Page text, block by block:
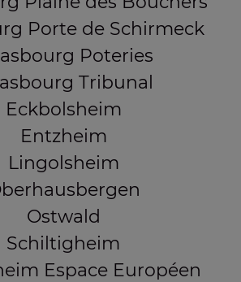
Porte de Schirmeck
Poteries
Tribunal
Eckbolsheim
Entzheim
Lingolsheim
Ostwald
Schiltigheim
Espace Européen